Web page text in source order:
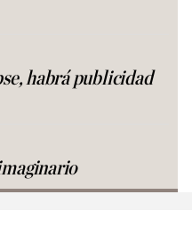
habrá publicidad